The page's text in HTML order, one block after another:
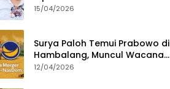
15/04/2026
Surya Paloh Temui Prabowo di
Hambalang, Muncul Wacana
Penggabungan NasDem dan
12/04/2026